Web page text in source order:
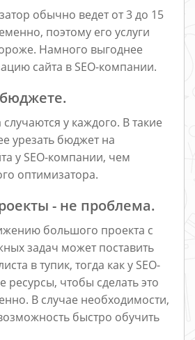
обычно ведет от 3 до 15
поэтому его услуги
Намного выгоднее
сайта в SEO-компании.
у каждого. В такие
урезать бюджет на
у SEO-компании, чем
оптимизатора.
- не проблема.
большого проекта с
задач может поставить
в тупик, тогда как у SEO-
ресурсы, чтобы сделать это
В случае необходимости,
быстро обучить